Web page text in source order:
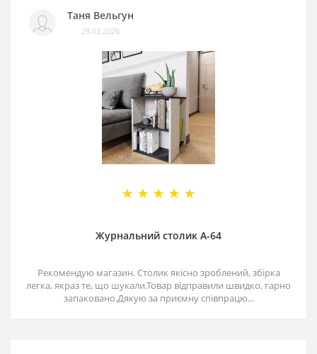
Таня Вельгун
28.02.2026
Журнальний столик А-64
Рекомендую магазин. Столик якісно зроблений, збірка
легка, якраз те, що шукали.Товар відправили швидко, гарно
запаковано.Дякую за приємну співпрацю...